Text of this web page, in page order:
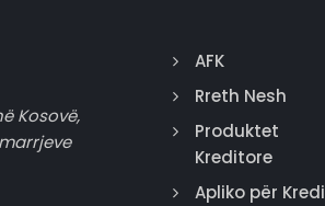
Kosovë,
AFK
Rreth Nesh
Produktet
Kreditore
Apliko për Kredi